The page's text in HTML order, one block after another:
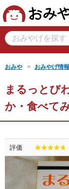
おみや おみやげ情報
まるっとび
か・食べて
評価 ★★★★★